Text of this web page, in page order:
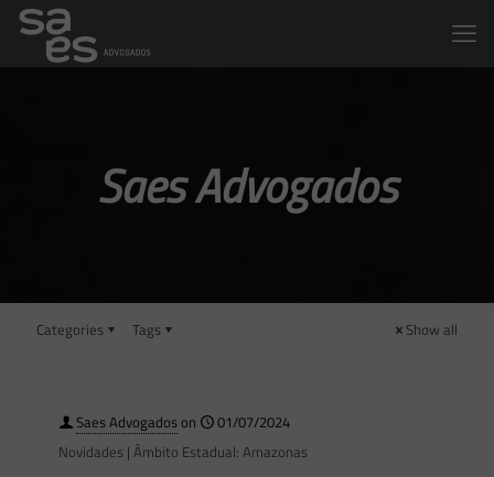
Saes Advogados
Categories Tags Show all
Saes Advogadoson
01/07/2024
Novidades | Âmbito Estadual: Amazonas